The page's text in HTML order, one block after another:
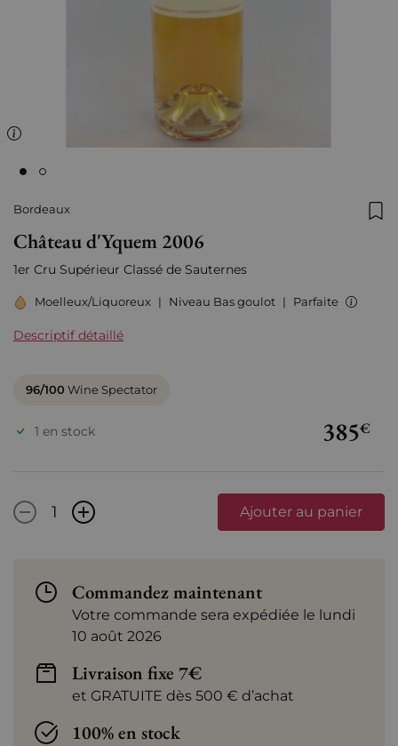
Bordeaux
Château d'Yquem 2006
1er Cru Supérieur Classé de Sauternes
Moelleux/Liquoreux | Niveau Bas goulot | Parfaite
Descriptif détaillé
96/100 Wine Spectator
385€
1 en stock
- + Ajouter au panier
Commandez maintenant
Votre commande sera expédiée le lundi
10 août 2026
Livraison fixe 7€
et GRATUITE dès 500 € d’achat
100% en stock